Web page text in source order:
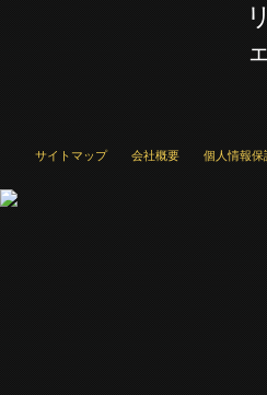
サイトマップ 会社概要 個人情報保